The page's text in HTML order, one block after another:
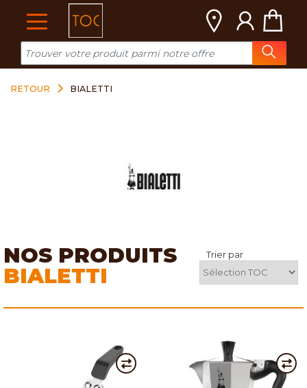
RETOUR BIALETTI
NOS PRODUITS
BIALETTI
Trier par
Cookies management panel